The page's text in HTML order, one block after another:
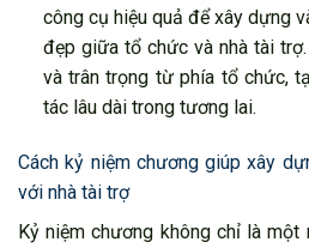
công cụ hiệu quả để xây dựng
đẹp giữa tổ chức và nhà tài
và trân trọng từ phía tổ chức,
tác lâu dài trong tương lai.
Cách kỷ niệm chương giúp xây
với nhà tài trợ
Kỷ niệm chương không chỉ là một